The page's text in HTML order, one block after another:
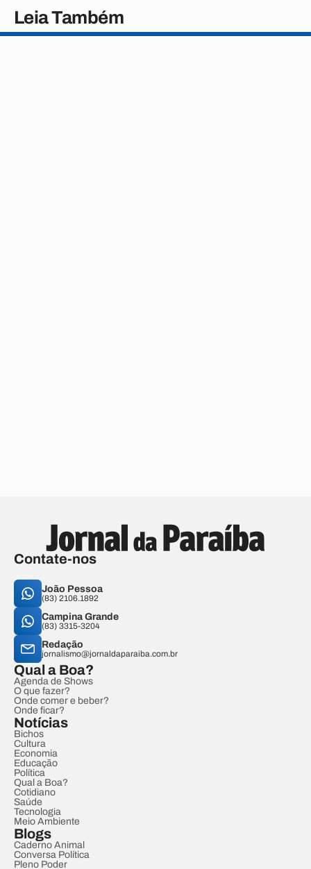
Leia Também
Contate-nos
João Pessoa
(83) 2106.1892
Campina Grande
(83) 3315-3204
Redação
jornalismo@jornaldaparaiba.com.br
Qual a Boa?
Agenda de Shows
O que fazer?
Onde comer e beber?
Onde ficar?
Notícias
Bichos
Cultura
Economia
Educação
Política
Qual a Boa?
Cotidiano
Saúde
Tecnologia
Meio Ambiente
Blogs
Caderno Animal
Conversa Política
Pleno Poder